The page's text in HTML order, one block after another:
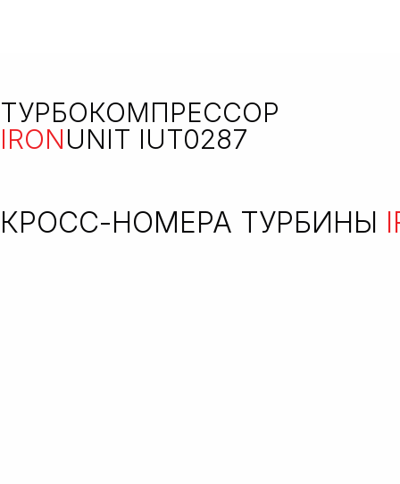
ТУРБОКОМПРЕССОР
IRONUNIT IUT0287
КРОСС-НОМЕРА ТУРБИНЫ